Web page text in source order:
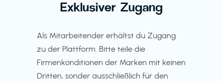
Exklusiver Zugang
Als Mitarbeitender erhältst du Zugang
zu der Plattform. Bitte teile die
Firmenkonditionen der Marken mit keinen
Dritten, sonder ausschließlich für den